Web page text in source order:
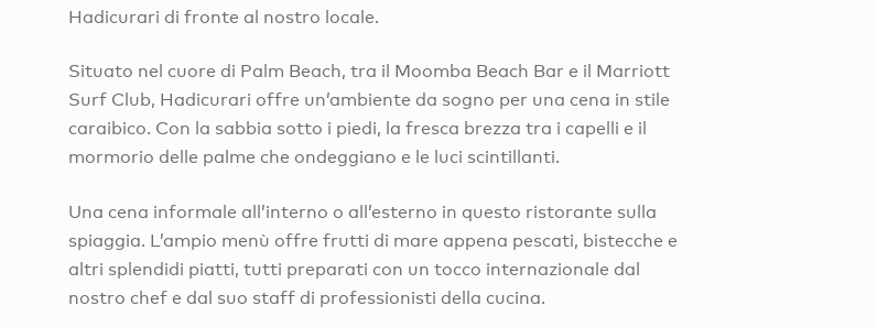
Hadicurari di fronte al nostro locale.
Situato nel cuore di Palm Beach, tra il Moomba Beach Bar e il Marriott
Surf Club, Hadicurari offre un’ambiente da sogno per una cena in stile
caraibico. Con la sabbia sotto i piedi, la fresca brezza tra i capelli e il
mormorio delle palme che ondeggiano e le luci scintillanti.
Una cena informale all’interno o all’esterno in questo ristorante sulla
spiaggia. L’ampio menù offre frutti di mare appena pescati, bistecche e
altri splendidi piatti, tutti preparati con un tocco internazionale dal
nostro chef e dal suo staff di professionisti della cucina.